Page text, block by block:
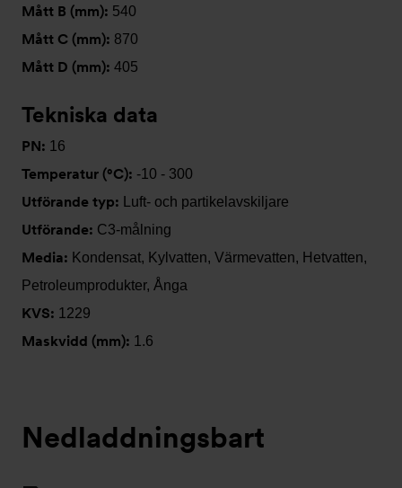
Mått B (mm): 540
Mått C (mm): 870
Mått D (mm): 405
Tekniska data
PN: 16
Temperatur (°C): -10 - 300
Utförande typ: Luft- och partikelavskiljare
Utförande: C3-målning
Media: Kondensat, Kylvatten, Värmevatten, Hetvatten,
Petroleumprodukter, Ånga
KVS: 1229
Maskvidd (mm): 1.6
Nedladdningsbart